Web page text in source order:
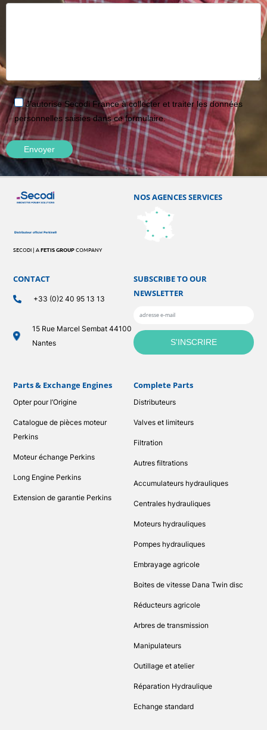
J'autorise Secodi France à collecter et traiter les données
personnelles saisies dans ce formulaire.
SECODI | AFETIS GROUPCOMPANY
Parts & Exchange Engines
Opter pour l’Origine
Catalogue de pièces moteur
Perkins
Moteur échange Perkins
Long Engine Perkins
Extension de garantie Perkins
CONTACT
+33 (0)2 40 95 13 13
15 Rue Marcel Sembat 44100
Nantes
Complete Parts
Distributeurs
Valves et limiteurs
Filtration
Autres filtrations
Accumulateurs hydrauliques
Centrales hydrauliques
Moteurs hydrauliques
Pompes hydrauliques
Embrayage agricole
Boites de vitesse Dana Twin disc
Réducteurs agricole
Arbres de transmission
Manipulateurs
Outillage et atelier
Réparation Hydraulique
Echange standard
NOS AGENCES SERVICES
SUBSCRIBE TO OUR
NEWSLETTER